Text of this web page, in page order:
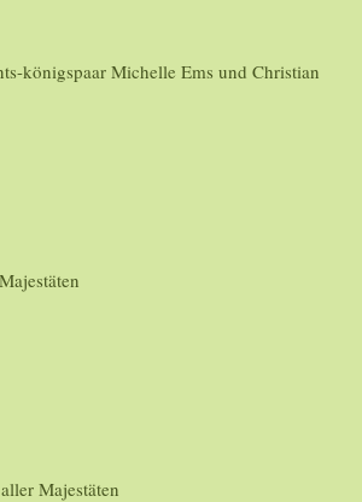
königspaar Michelle Ems und Christian
Majestäten